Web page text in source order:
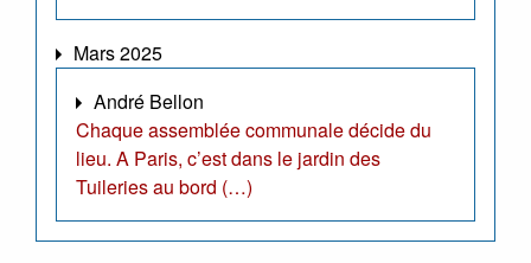
Mars 2025
André Bellon
Chaque assemblée communale décide du
lieu. A Paris, c’est dans le jardin des
Tuileries au bord (…)